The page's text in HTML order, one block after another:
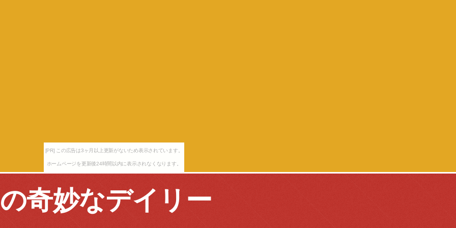
[PR] この広告は3ヶ月以上更新がないため表示されています。
ホームページを更新後24時間以内に表示されなくなります。
奇妙なデイリー